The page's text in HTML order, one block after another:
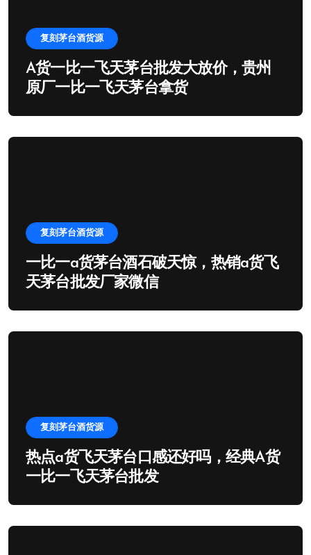
复刻茅台酒货源
A货一比一飞天茅台批发大放价，贵州
原厂一比一飞天茅台拿货
复刻茅台酒货源
一比一a货茅台酒石破天惊，热销a货飞
天茅台批发厂家微信
复刻茅台酒货源
热点a货飞天茅台口感还好吗，经典A货
一比一飞天茅台批发